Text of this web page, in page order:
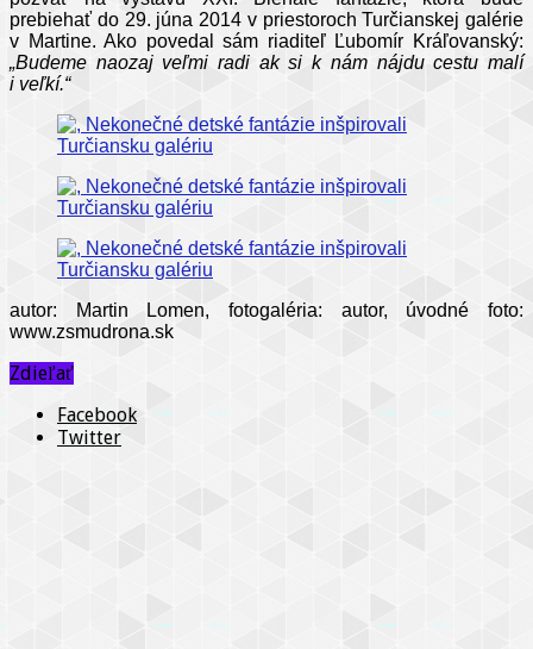
prebiehať do 29. júna 2014 v priestoroch Turčianskej galérie
v Martine. Ako povedal sám riaditeľ Ľubomír Kráľovanský:
„Budeme naozaj veľmi radi ak si k nám nájdu cestu malí
i veľkí.“
autor: Martin Lomen, fotogaléria: autor, úvodné foto:
www.zsmudrona.sk
Zdieľať
Facebook
Twitter